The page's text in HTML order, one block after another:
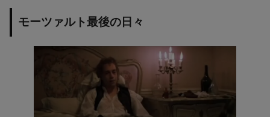
モーツァルト最後の日々